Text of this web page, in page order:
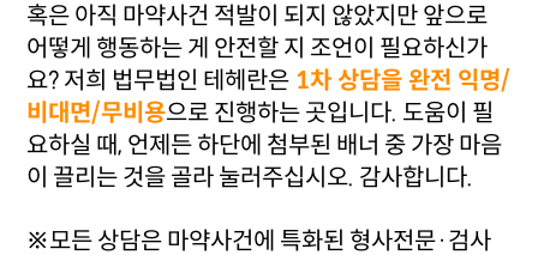
혹은 아직 마약사건 적발이 되지 않았지만 앞으로
어떻게 행동하는 게 안전할 지 조언이 필요하신가
요? 저희 법무법인 테헤란은 1차 상담을 완전 익명/
비대면/무비용으로 진행하는 곳입니다. 도움이 필
요하실 때, 언제든 하단에 첨부된 배너 중 가장 마음
이 끌리는 것을 골라 눌러주십시오. 감사합니다.
※모든 상담은 마약사건에 특화된 형사전문·검사